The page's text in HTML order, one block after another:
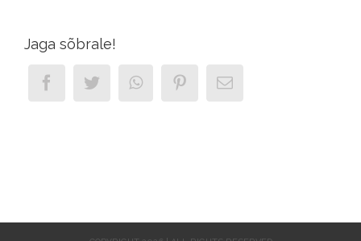
Jaga sõbrale!